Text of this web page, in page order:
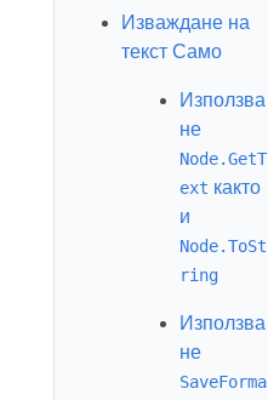
Изваждане на
текст Само
Използва
не
Node.GetT
ext както
и
Node.ToSt
ring
Използва
не
SaveForma